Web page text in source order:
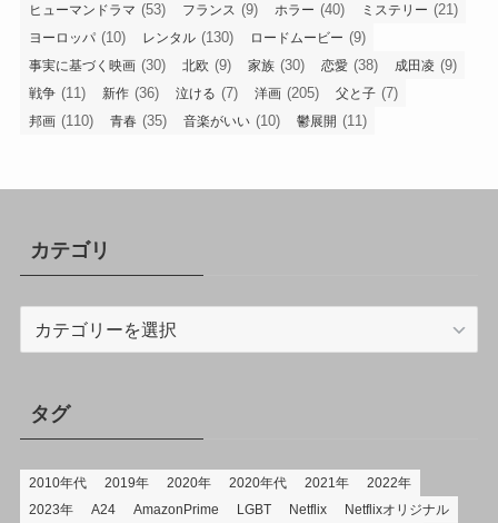
ヒューマンドラマ (53) フランス (9) ホラー (40) ミステリー (21)
ヨーロッパ (10) レンタル (130) ロードムービー (9)
事実に基づく映画 (30) 北欧 (9) 家族 (30) 恋愛 (38) 成田凌 (9)
戦争 (11) 新作 (36) 泣ける (7) 洋画 (205) 父と子 (7)
邦画 (110) 青春 (35) 音楽がいい (10) 鬱展開 (11)
カテゴリ
タグ
2010年代 2019年 2020年 2020年代 2021年
2022年
2023年
A24 AmazonPrime LGBT Netflix
Netflixオリジナル